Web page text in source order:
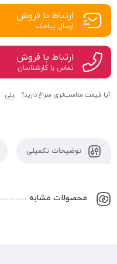
ارتباط با فروش
ارسال پیامک
ارتباط با فروش
تماس با کارشناسان
آیا قیمت مناسب‌تری سراغ دارید؟ بلی
توضیحات تکمیلی
محصولات مشابه